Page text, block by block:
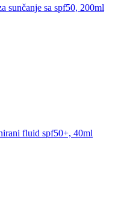
sunčanje sa spf50, 200ml
fluid spf50+, 40ml